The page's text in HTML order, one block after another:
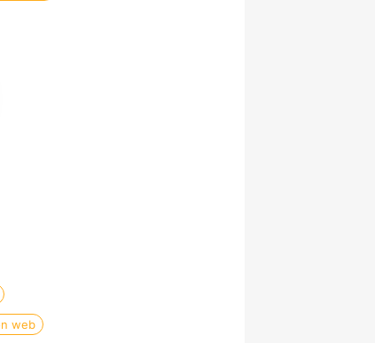
web